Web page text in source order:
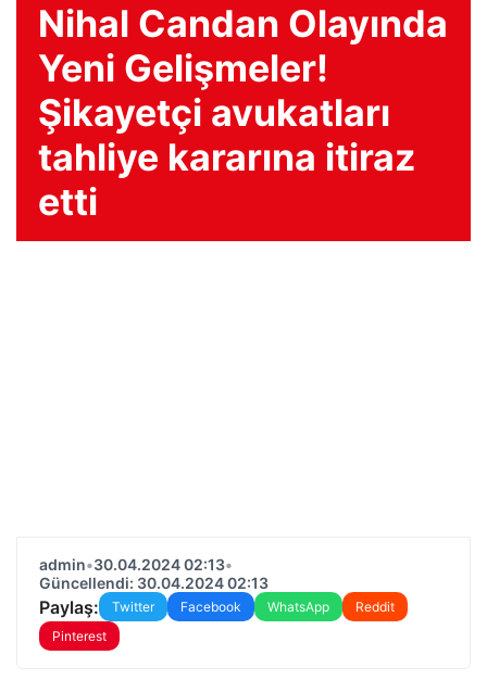
Nihal Candan Olayında
Yeni Gelişmeler!
Şikayetçi avukatları
tahliye kararına itiraz
etti
admin•30.04.2024 02:13•
Güncellendi: 30.04.2024 02:13
Paylaş: Twitter Facebook WhatsApp
Reddit
Pinterest